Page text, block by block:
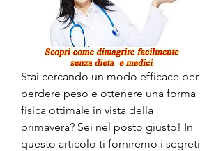
Stai cercando un modo efficace per
perdere peso e ottenere una forma
fisica ottimale in vista della
primavera? Sei nel posto giusto! In
questo articolo ti forniremo i segreti